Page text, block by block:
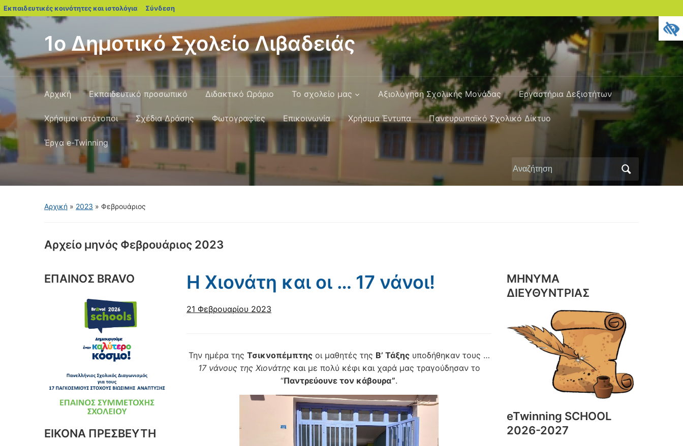
Εκπαιδευτικές κοινότητες και ιστολόγια blogs.sch.gr
Σύνδεση
1ο Δημοτικό Σχολείο Λιβαδειάς
Αρχική Εκπαιδευτικό προσωπικό Διδακτικό Ωράριο Το σχολείο μας Αξιολόγηση Σχολικής Μονάδας Εργαστήρια Δεξιοτήτων
Χρήσιμοι ιστότοποι Σχέδια Δράσης Φωτογραφίες Επικοινωνία Χρήσιμα Έντυπα Πανευρωπαϊκό Σχολικό Δίκτυο
Έργα e-Twinning
Αναζήτηση
για:
Αρχική » 2023 » Φεβρουάριος
Αρχείο μηνός Φεβρουάριος 2023
ΕΠΑΙΝΟΣ BRAVO
ΕΙΚΟΝΑ ΠΡΕΣΒΕΥΤΗ
Η Χιονάτη και οι … 17 νάνοι!
21 Φεβρουαρίου 2023
Την ημέρα της Τσικνοπέμπτηςοι μαθητές της Β’ Τάξηςυποδήθηκαν τους …
17 νάνους της Χιονάτης και με πολύ κέφι και χαρά μας τραγούδησαν το
“Παντρεύουνε τον κάβουρα”.
ΜΗΝΥΜΑ
ΔΙΕΥΘΥΝΤΡΙΑΣ
eTwinning SCHOOL
2026-2027